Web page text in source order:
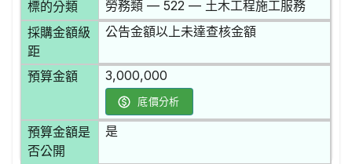
標的分類 勞務類 — 522 — 土木工程施工服務
採購金額級
距
公告金額以上未達查核金額
預算金額 3,000,000
底價分析
預算金額是
否公開
是